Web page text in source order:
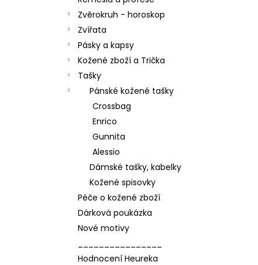
Zvěrokruh - horoskop
Zvířata
Pásky a kapsy
Kožené zboží a Trička
Tašky
Pánské kožené tašky
Crossbag
Enrico
Gunnita
Alessio
Dámské tašky, kabelky
Kožené spisovky
Péče o kožené zboží
Dárková poukázka
Nové motivy
Hodnocení Heureka